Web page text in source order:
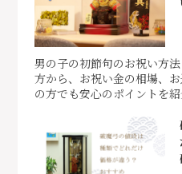
男の子の初節句のお祝い方
方から、お祝い金の相場、
の方でも安心のポイントを